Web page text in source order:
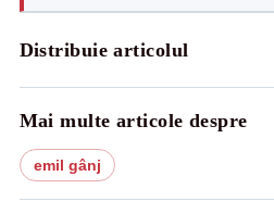
Distribuie articolul
Mai multe articole despre
emil gânj